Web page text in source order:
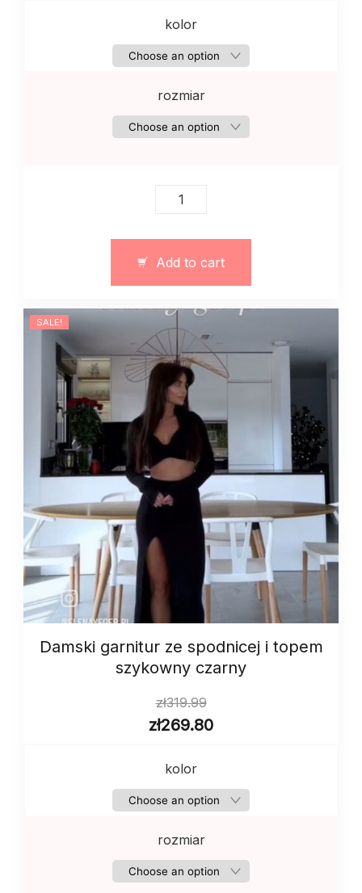
kolor
rozmiar
Damski
topem
szykowny
czerwony
quantity
Add to cart
SALE!
Damski garnitur ze spodnicej i topem
szykowny czarny
zł319.99
zł269.80
kolor
rozmiar